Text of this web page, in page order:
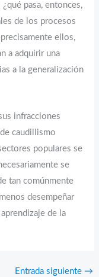
pasa, entonces,
de los procesos
ellos,
a adquirir una
a la generalización
infracciones
caudillismo
populares se
se
tan comúnmente
desempeñar
de la
Entrada siguiente →